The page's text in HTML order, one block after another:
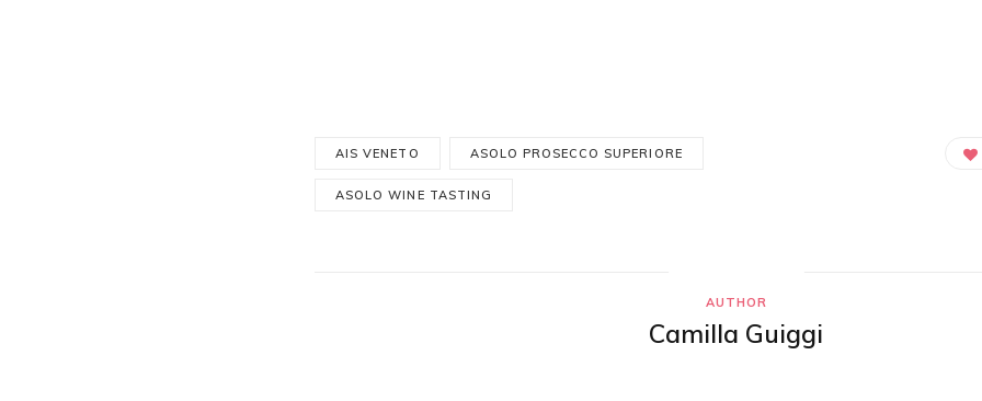
AIS VENETO ASOLO PROSECCO SUPERIORE
ASOLO WINE TASTING
AUTHOR
Camilla Guiggi